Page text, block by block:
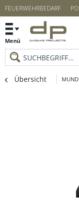
FEUERWEHRBEDARF
Menü
Übersicht